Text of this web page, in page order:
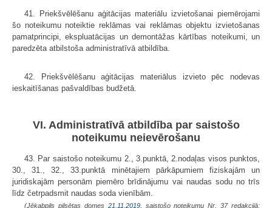
41. Priekšvēlēšanu aģitācijas materiālu izvietošanai piemērojami
šo noteikumu noteiktie reklāmas vai reklāmas objektu izvietošanas
pamatprincipi, ekspluatācijas un demontāžas kārtības noteikumi, un
paredzēta atbilstoša administratīvā atbildība.
42. Priekšvēlēšanu aģitācijas materiālus izvieto pēc nodevas
ieskaitīšanas pašvaldības budžetā.
VI. Administratīvā atbildība par saistošo
noteikumu neievērošanu
43. Par saistošo noteikumu 2., 3.punktā, 2.nodaļas visos punktos,
30., 31., 32., 33.punktā minētajiem pārkāpumiem fiziskajām un
juridiskajām personām piemēro brīdinājumu vai naudas sodu no trīs
līdz četrpadsmit naudas soda vienībām.
(Jēkabpils pilsētas domes 21.11.2019.
saistošo noteikumu Nr. 37 redakcijā;